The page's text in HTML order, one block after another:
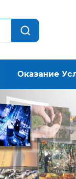
Оказание